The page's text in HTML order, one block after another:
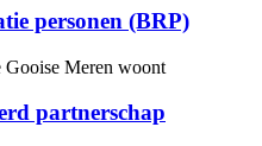
personen (BRP)
Gooise Meren woont
partnerschap